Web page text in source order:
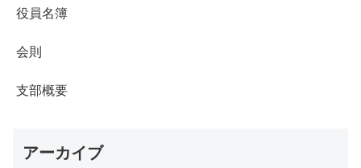
役員名簿
会則
支部概要
アーカイブ